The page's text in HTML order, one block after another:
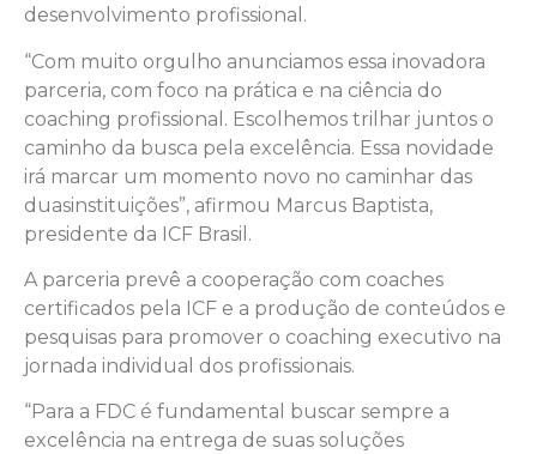
desenvolvimento profissional.
“Com muito orgulho anunciamos essa inovadora
parceria, com foco na prática e na ciência do
coaching profissional. Escolhemos trilhar juntos o
caminho da busca pela excelência. Essa novidade
irá marcar um momento novo no caminhar das
duasinstituições”, afirmou Marcus Baptista,
presidente da ICF Brasil.
A parceria prevê a cooperação com coaches
certificados pela ICF e a produção de conteúdos e
pesquisas para promover o coaching executivo na
jornada individual dos profissionais.
“Para a FDC é fundamental buscar sempre a
excelência na entrega de suas soluções